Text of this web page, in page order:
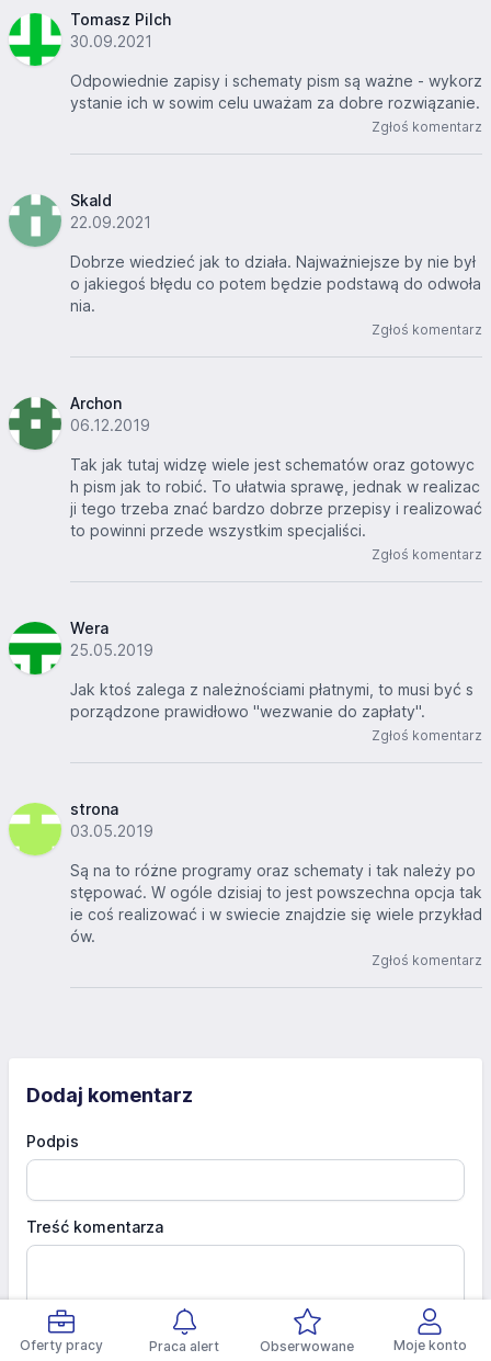
Oferty pracy Praca alert Obserwowane Moje konto
Tomasz Pilch
30.09.2021
Odpowiednie zapisy i schematy pism są ważne - wykorz
ystanie ich w sowim celu uważam za dobre rozwiązanie.
Zgłoś komentarz
Skald
22.09.2021
Dobrze wiedzieć jak to działa. Najważniejsze by nie był
o jakiegoś błędu co potem będzie podstawą do odwoła
nia.
Zgłoś komentarz
Archon
06.12.2019
Tak jak tutaj widzę wiele jest schematów oraz gotowyc
h pism jak to robić. To ułatwia sprawę, jednak w realizac
ji tego trzeba znać bardzo dobrze przepisy i realizować
to powinni przede wszystkim specjaliści.
Zgłoś komentarz
Wera
25.05.2019
Jak ktoś zalega z należnościami płatnymi, to musi być s
porządzone prawidłowo "wezwanie do zapłaty".
Zgłoś komentarz
strona
03.05.2019
Są na to różne programy oraz schematy i tak należy po
stępować. W ogóle dzisiaj to jest powszechna opcja tak
ie coś realizować i w swiecie znajdzie się wiele przykład
ów.
Zgłoś komentarz
Dodaj komentarz
Podpis
Treść komentarza